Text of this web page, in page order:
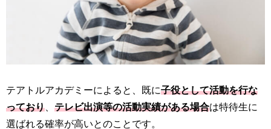
テアトルアカデミーによると、既に子役として活動を行な
っており
テレビ出演等の活動実績がある場合は特待生に
選ばれる確率が高いとのことです。